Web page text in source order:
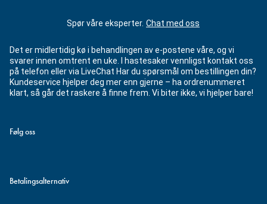
Spør våre eksperter. Chat med oss
Det er midlertidig kø i behandlingen av e-postene våre, og vi
svarer innen omtrent en uke. I hastesaker vennligst kontakt oss
på telefon eller via LiveChat Har du spørsmål om bestillingen din?
Kundeservice hjelper deg mer enn gjerne – ha ordrenummeret
klart, så går det raskere å finne frem. Vi biter ikke, vi hjelper bare!
Følg oss
Betalingsalternativ